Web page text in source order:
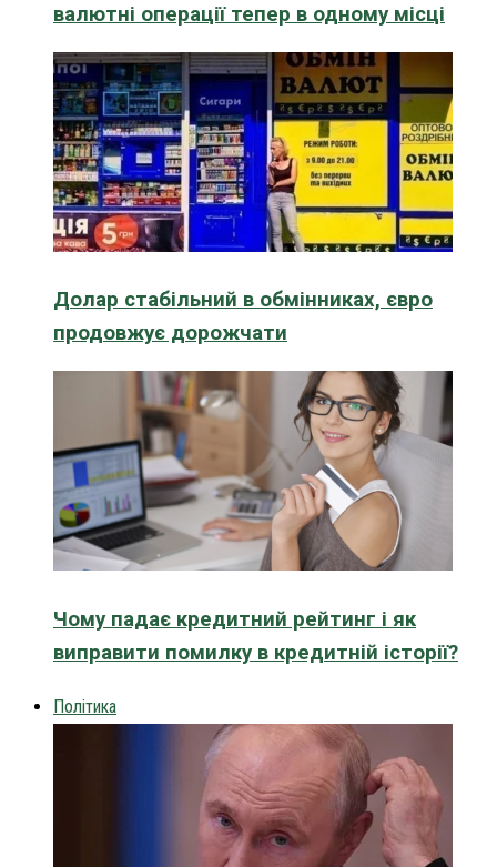
валютні операції тепер в одному місці
Долар стабільний в обмінниках, євро
продовжує дорожчати
Чому падає кредитний рейтинг і як
виправити помилку в кредитній історії?
Політика